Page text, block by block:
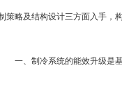
策略及结构设计三方面入手，
一、制冷系统的能效升级是